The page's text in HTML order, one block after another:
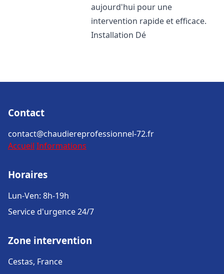
aujourd'hui pour une
intervention rapide et efficace.
Installation Dé
Contact
contact@chaudiereprofessionnel-72.fr
Accueil Informations
Horaires
Lun-Ven: 8h-19h
Service d'urgence 24/7
Zone intervention
Cestas, France